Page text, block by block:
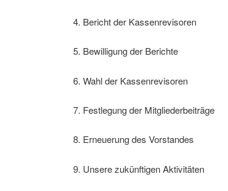
4. Bericht der Kassenrevisoren
5. Bewilligung der Berichte
6. Wahl der Kassenrevisoren
7. Festlegung der Mitgliederbeiträge
8. Erneuerung des Vorstandes
9. Unsere zukünftigen Aktivitäten